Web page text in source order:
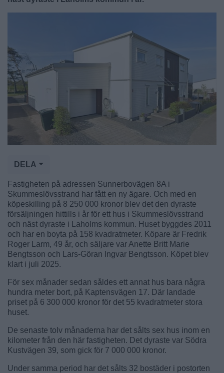
DELA
Fastigheten på adressen Sunnerbovägen 8A i
Skummeslövsstrand har fått en ny ägare. Och med en
köpeskilling på 8 250 000 kronor blev det den dyraste
försäljningen hittills i år för ett hus i Skummeslövsstrand
och näst dyraste i Laholms kommun. Huset byggdes 2011
och har en boyta på 158 kvadratmeter. Köpare är Fredrik
Roger Larm, 49 år, och säljare var Anette Britt Marie
Bengtsson och Lars-Göran Ingvar Bengtsson. Köpet blev
klart i juli 2025.
För sex månader sedan såldes ett annat hus bara några
hundra meter bort, på Kaptensvägen 17. Där landade
priset på 6 300 000 kronor för det 55 kvadratmeter stora
huset.
De senaste tolv månaderna har det sålts sex hus inom en
kilometer från den här fastigheten. Det dyraste var Södra
Kustvägen 39, som gick för 7 000 000 kronor.
Under samma period har det sålts 32 bostäder i postorten